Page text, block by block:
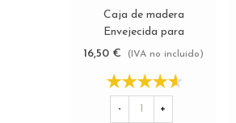
Ver más
Caja de madera
Envejecida para
fotógrafos c/tapa
Ref.P1454DTM
16,50 € (IVA no incluido)
- +